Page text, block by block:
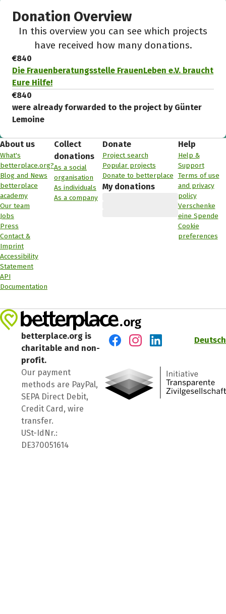
Donation Overview
In this overview you can see which projects
have received how many donations.
€840
Die Frauenberatungsstelle FrauenLeben e.V. braucht
Eure Hilfe!
€840
were already forwarded to the project by Günter
Lemoine
About us
What's
betterplace.org?
Blog and News
betterplace
academy
Our team
Jobs
Press
Contact &
Imprint
Accessibility
Statement
API
Documentation
Collect
donations
As a social
organisation
As individuals
As a company
Donate
Project search
Popular projects
Donate to betterplace
My donations
Help
Help &
Support
Terms of use
and privacy
policy
Verschenke
eine Spende
Cookie
preferences
betterplace.org is
charitable and non-
profit.
Our payment
methods are PayPal,
SEPA Direct Debit,
Credit Card, wire
transfer.
USt-IdNr.:
DE370051614
Deutsch